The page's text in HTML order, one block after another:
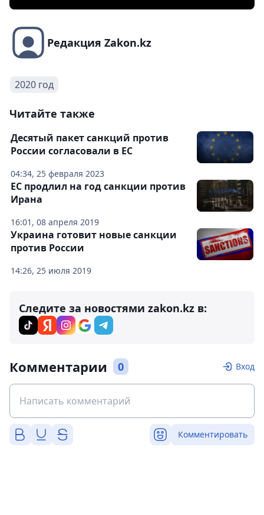
Редакция Zakon.kz
2020 год
Читайте также
04:34, 25 февраля 2023
Десятый пакет санкций против
России согласовали в ЕС
16:01, 08 апреля 2019
ЕС продлил на год санкции против
Ирана
14:26, 25 июля 2019
Украина готовит новые санкции
против России
Следите за новостями zakon.kz в:
Комментарии 0 Вход
Комментировать